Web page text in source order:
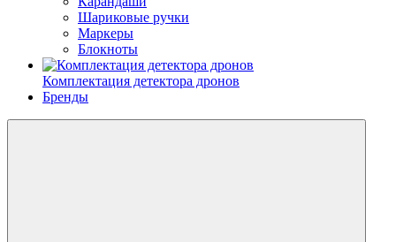
Шариковые ручки
Маркеры
Блокноты
Комплектация детектора дронов
Бренды